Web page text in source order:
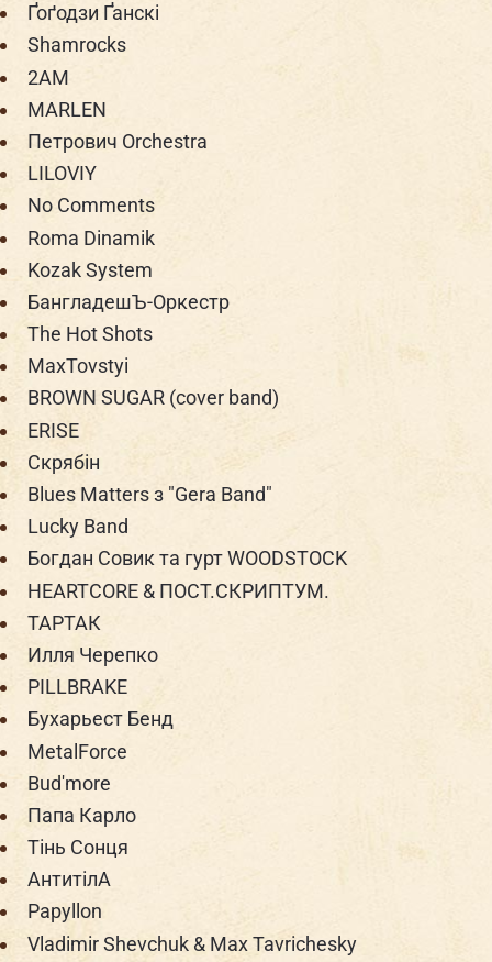
Ґоґодзи Ґанскі
Shamrocks
2AM
MARLEN
Петрович Orchestra
LILOVIY
No Comments
Roma Dinamik
Kozak System
БангладешЪ-Оркестр
The Hot Shots
MaxTovstyi
BROWN SUGAR (cover band)
ERISE
Скрябін
Blues Matters з "Gera Band"
Lucky Band
Богдан Совик та гурт WOODSTOCK
HEARTCORE & ПОСТ.СКРИПТУМ.
ТАРТАК
Илля Черепко
PILLBRAKE
Бухарьест Бенд
MetalForce
Bud'more
Папа Карло
Тінь Сонця
АнтитілА
Papyllon
Vladimir Shevchuk & Max Tavrichesky